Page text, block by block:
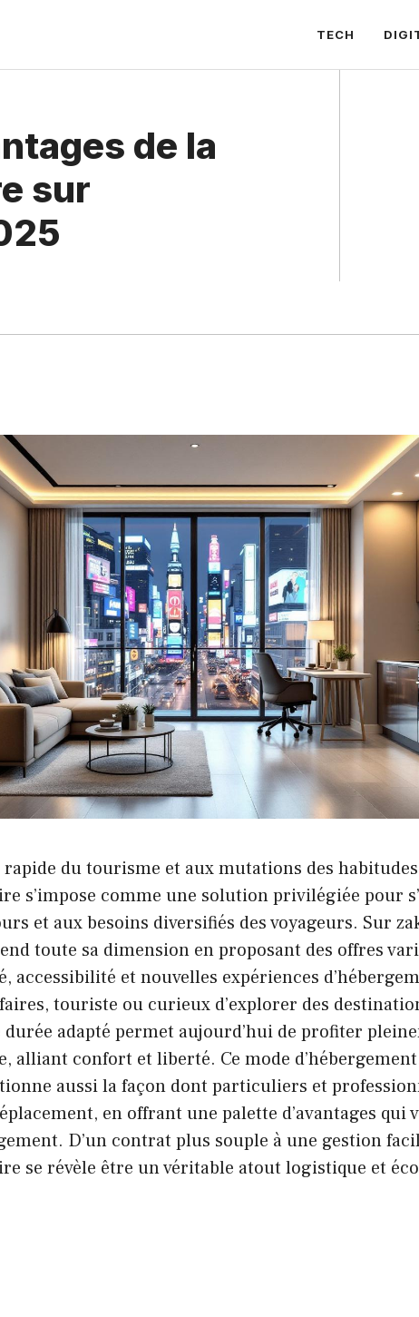
TECH
de la
sur
rapide du tourisme et aux mutations des
s’impose comme une solution privilégiée pour
et aux besoins diversifiés des voyageurs. Sur
toute sa dimension en proposant des offres
accessibilité et nouvelles expériences
touriste ou curieux d’explorer des
adapté permet aujourd’hui de profiter
alliant confort et liberté. Ce mode
aussi la façon dont particuliers et
en offrant une palette d’avantages qui
D’un contrat plus souple à une gestion
se révèle être un véritable atout logistique et